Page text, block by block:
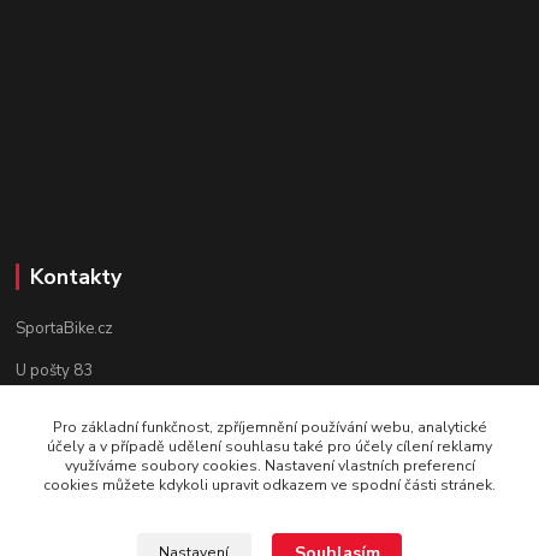
Kontakty
SportaBike.cz
U pošty 83
tel.: +420 736 274 612
e-mail: info@sportabike.cz
Pro základní funkčnost, zpříjemnění používání webu, analytické
účely a v případě udělení souhlasu také pro účely cílení reklamy
využíváme soubory cookies. Nastavení vlastních preferencí
cookies můžete kdykoli upravit odkazem ve spodní části stránek.